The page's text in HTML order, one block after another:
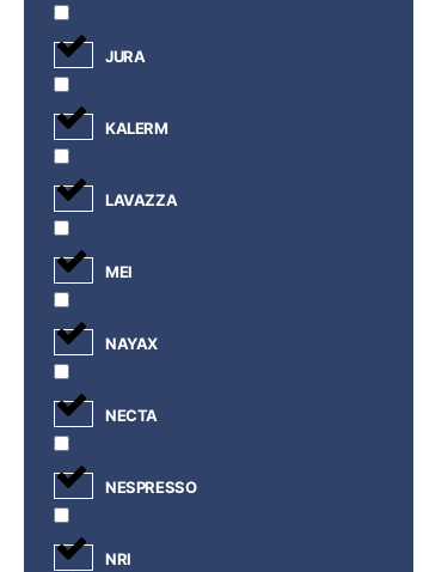
JURA
KALERM
LAVAZZA
MEI
NAYAX
NECTA
NESPRESSO
NRI